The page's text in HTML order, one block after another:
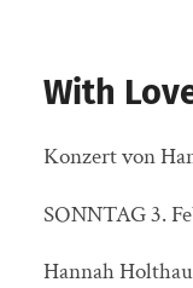
With
Konzert von
SONNTAG 3.
Hannah